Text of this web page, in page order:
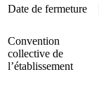
Date de fermeture
Convention
collective de
l’établissement